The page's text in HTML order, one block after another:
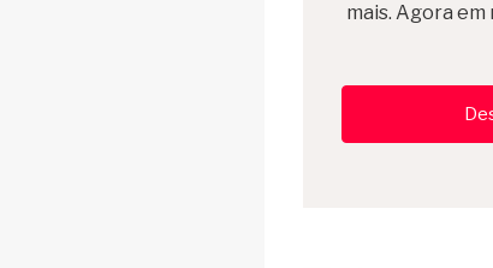
mais. Agora